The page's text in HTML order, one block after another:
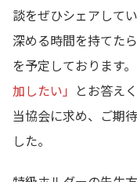
談をぜひシェアして
深める時間を持てた
を予定しております
加したい」 とお答え
当協会に求め、ご期
した。